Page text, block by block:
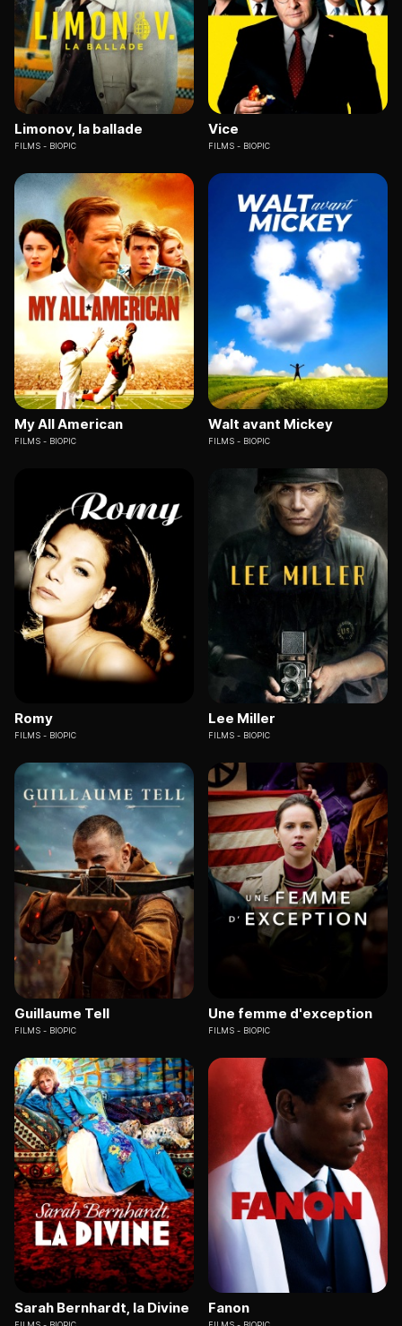
Limonov, la ballade
FILMS BIOPIC
Vice
FILMS BIOPIC
My All American
FILMS BIOPIC
Walt avant Mickey
FILMS BIOPIC
Romy
FILMS BIOPIC
Lee Miller
FILMS BIOPIC
Guillaume Tell
FILMS BIOPIC
Une femme d'exception
FILMS BIOPIC
Sarah Bernhardt, la Divine Fanon